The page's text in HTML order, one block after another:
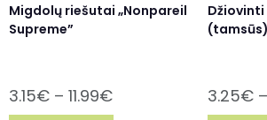
Migdolų riešutai „Nonpareil
Supreme”
3.15€ – 11.99€
(tamsūs)
3.25€ –